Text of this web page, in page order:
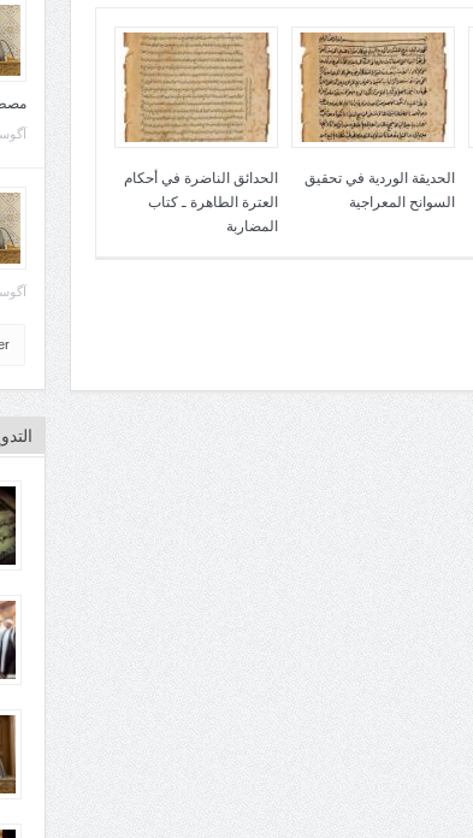
الحديقة الوردية في تحقيق
السوانح المعراجية
الحدائق الناضرة في أحكام
العترة الطاهرة ـ كتاب
المضاربة
آگوست
آگوست